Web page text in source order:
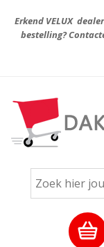
Erkend VELUX dealer
bestelling?